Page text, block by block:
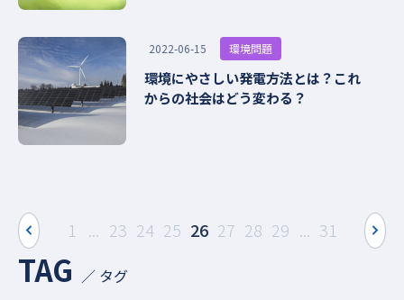
2022-06-15 環境問題
環境にやさしい発電方法とは？これ
からの社会はどう変わる？
prev 1 ... 23 24 25 26 27 28 29 ... 31 next
TAG ／ タグ